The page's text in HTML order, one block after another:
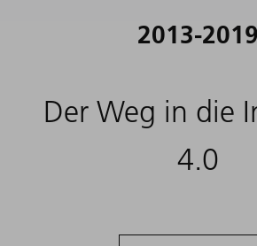
2013-2019
Der Weg in die
4.0